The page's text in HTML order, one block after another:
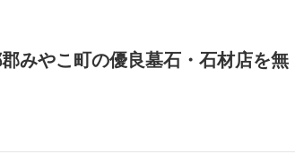
みやこ町の優良墓石・石材店を無